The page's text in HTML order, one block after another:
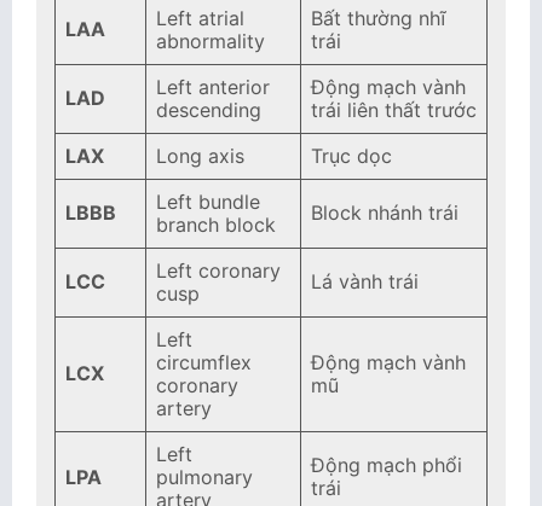
LAA
Left atrial
abnormality
Bất thường nhĩ
trái
LAD
Left anterior
descending
Động mạch vành
trái liên thất trước
LAX
Long axis Trục dọc
LBBB
Left bundle
branch block
Block nhánh trái
LCC
Left coronary
cusp
Lá vành trái
LCX
Left
circumflex
coronary
artery
Động mạch vành
mũ
LPA
Left
pulmonary
artery
Động mạch phổi
trái